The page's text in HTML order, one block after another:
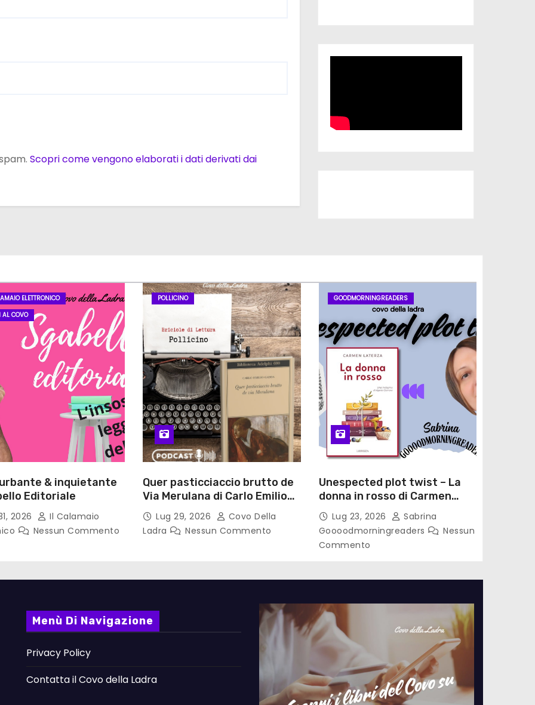
Scopri come vengono elaborati i dati derivati dai
ELETTRONICO
AL COVO
& inquietante
Editoriale
2026
Il Calamaio
Nessun Commento
POLLICINO
Quer pasticciaccio brutto de
Via Merulana di Carlo Emilio
Gadda – Pollicino. Briciole di
lettura
Lug 29, 2026
Covo Della
Ladra
Nessun Commento
GOODMORNINGREADERS
Unespected plot twist – La
donna in rosso di Carmen
Laterza
Lug 23, 2026
Sabrina
Goooodmorningreaders
Nessun
Commento
Menù Di Navigazione
Privacy Policy
Contatta il Covo della Ladra